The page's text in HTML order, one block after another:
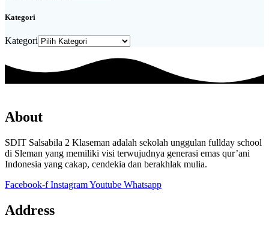
Kategori
Kategori
About
SDIT Salsabila 2 Klaseman adalah sekolah unggulan fullday school
di Sleman yang memiliki visi terwujudnya generasi emas qur’ani
Indonesia yang cakap, cendekia dan berakhlak mulia.
Facebook-f InstagramYoutube Whatsapp
Address